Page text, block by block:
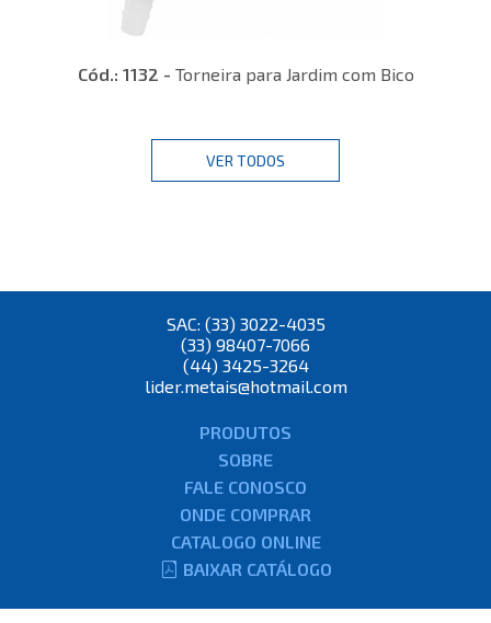
Cód.: 1132 - Torneira para Jardim com Bico
VER TODOS
SAC: (33) 3022-4035
(33) 98407-7066
(44) 3425-3264
lider.metais@hotmail.com
PRODUTOS
SOBRE
FALE CONOSCO
ONDE COMPRAR
CATALOGO ONLINE
BAIXAR CATÁLOGO